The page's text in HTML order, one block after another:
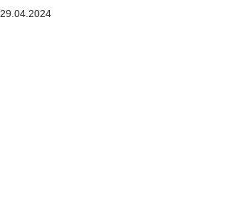
29.04.2024